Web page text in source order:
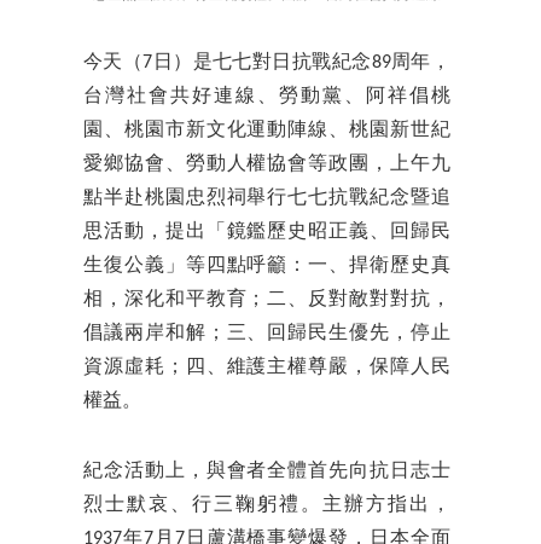
今天（7日）是七七對日抗戰紀念89周年，
台灣社會共好連線、勞動黨、阿祥倡桃
園、桃園市新文化運動陣線、桃園新世紀
愛鄉協會、勞動人權協會等政團，上午九
點半赴桃園忠烈祠舉行七七抗戰紀念暨追
思活動，提出「鏡鑑歷史昭正義、回歸民
生復公義」等四點呼籲：一、捍衛歷史真
相，深化和平教育；二、反對敵對對抗，
倡議兩岸和解；三、回歸民生優先，停止
資源虛耗；四、維護主權尊嚴，保障人民
權益。
紀念活動上，與會者全體首先向抗日志士
烈士默哀、行三鞠躬禮。主辦方指出，
1937年7月7日蘆溝橋事變爆發，日本全面